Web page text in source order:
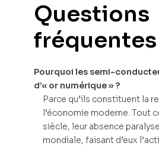
Questions
fréquentes
Pourquoi les semi-
d’« or numérique » ?
Parce qu’ils constituent la
l’économie moderne. Tout
siècle, leur absence
mondiale, faisant d’eux